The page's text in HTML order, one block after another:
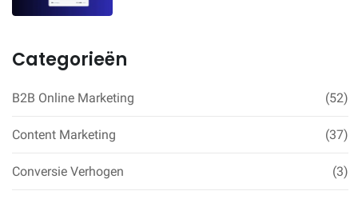
Categorieën
B2B Online Marketing (52)
Content Marketing (37)
Conversie Verhogen (3)